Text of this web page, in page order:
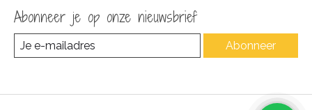
Abonneer je op onze nieuwsbrief
Abonneer